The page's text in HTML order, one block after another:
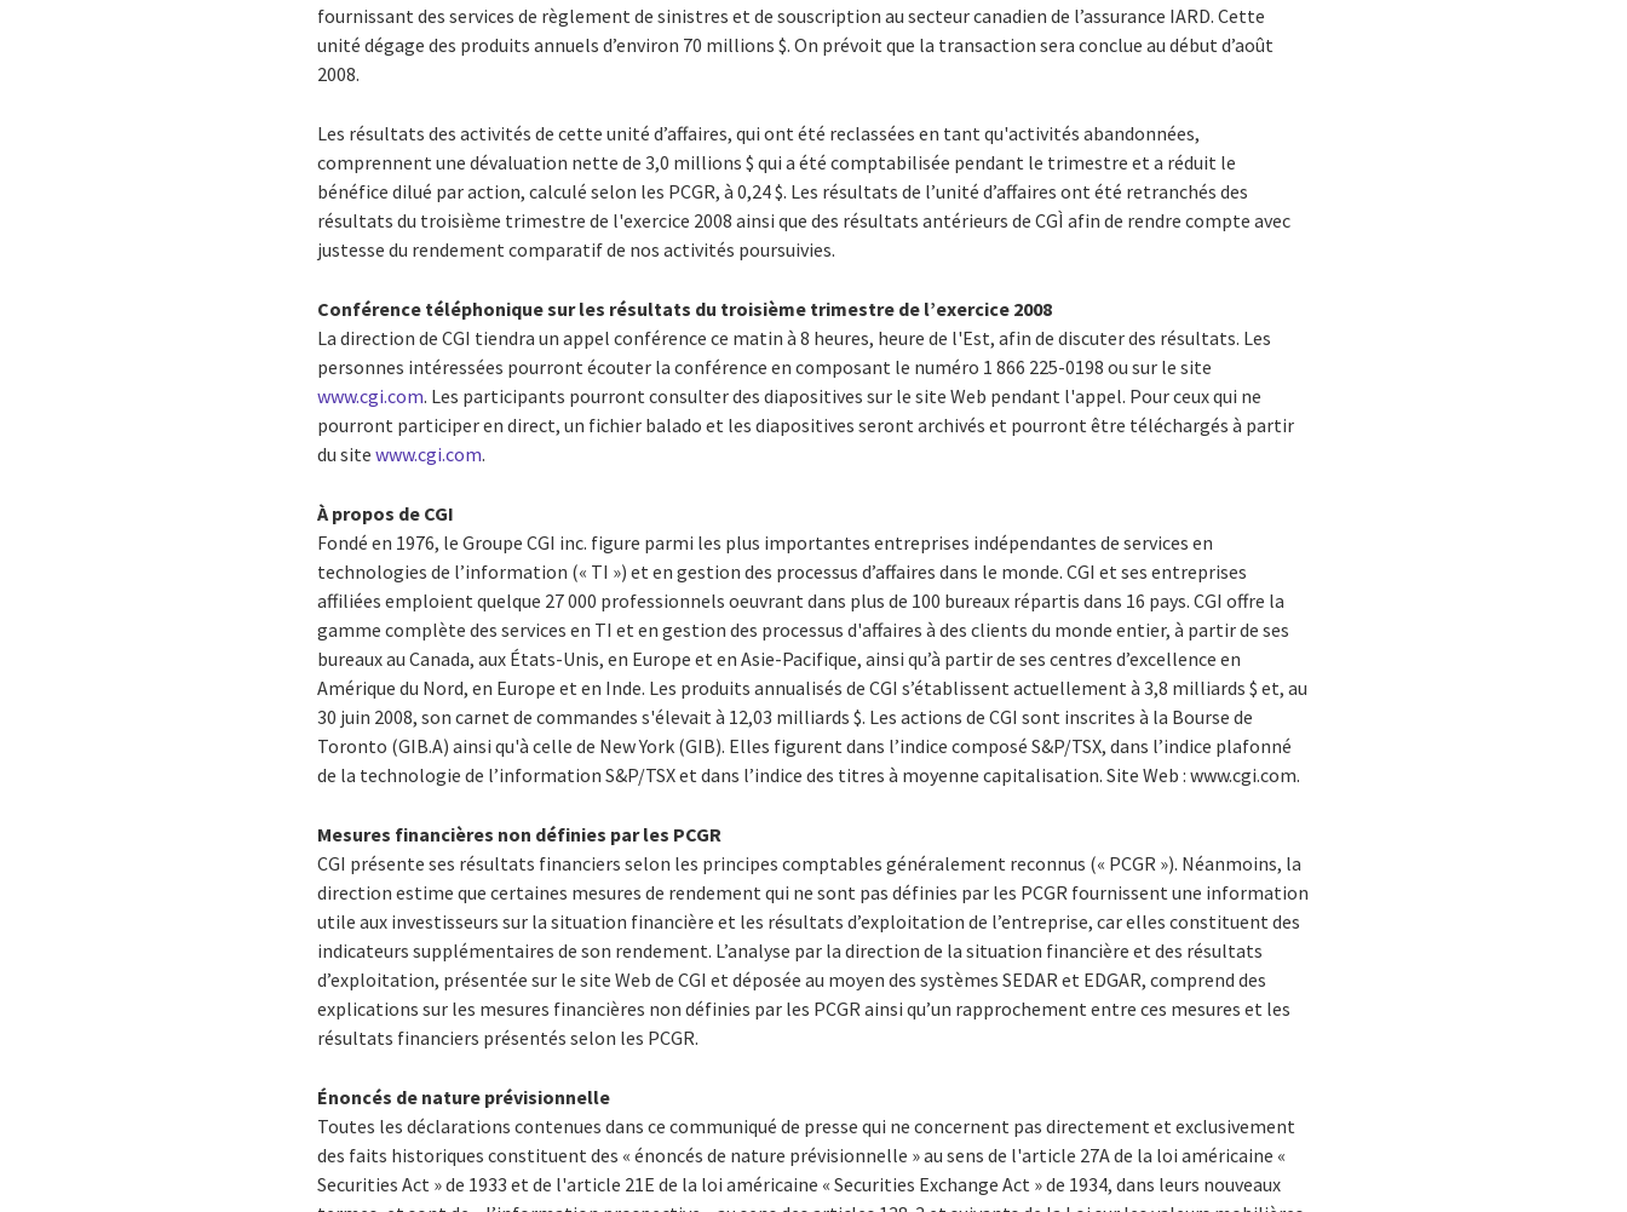
fournissant des services de règlement de sinistres et de souscription au secteur canadien de l’assurance IARD. Cette
unité dégage des produits annuels d’environ 70 millions $. On prévoit que la transaction sera conclue au début d’août
2008.
Les résultats des activités de cette unité d’affaires, qui ont été reclassées en tant qu'activités abandonnées,
comprennent une dévaluation nette de 3,0 millions $ qui a été comptabilisée pendant le trimestre et a réduit le
bénéfice dilué par action, calculé selon les PCGR, à 0,24 $. Les résultats de l’unité d’affaires ont été retranchés des
résultats du troisième trimestre de l'exercice 2008 ainsi que des résultats antérieurs de CGÌ afin de rendre compte avec
justesse du rendement comparatif de nos activités poursuivies.
Conférence téléphonique sur les résultats du troisième trimestre de l’exercice 2008
La direction de CGI tiendra un appel conférence ce matin à 8 heures, heure de l'Est, afin de discuter des résultats. Les
personnes intéressées pourront écouter la conférence en composant le numéro 1 866 225-0198 ou sur le site
www.cgi.com. Les participants pourront consulter des diapositives sur le site Web pendant l'appel. Pour ceux qui ne
pourront participer en direct, un fichier balado et les diapositives seront archivés et pourront être téléchargés à partir
du sitewww.cgi.com.
À propos de CGI
Fondé en 1976, le Groupe CGI inc. figure parmi les plus importantes entreprises indépendantes de services en
technologies de l’information (« TI ») et en gestion des processus d’affaires dans le monde. CGI et ses entreprises
affiliées emploient quelque 27 000 professionnels oeuvrant dans plus de 100 bureaux répartis dans 16 pays. CGI offre la
gamme complète des services en TI et en gestion des processus d'affaires à des clients du monde entier, à partir de ses
bureaux au Canada, aux États-Unis, en Europe et en Asie-Pacifique, ainsi qu’à partir de ses centres d’excellence en
Amérique du Nord, en Europe et en Inde. Les produits annualisés de CGI s’établissent actuellement à 3,8 milliards $ et, au
30 juin 2008, son carnet de commandes s'élevait à 12,03 milliards $. Les actions de CGI sont inscrites à la Bourse de
Toronto (GIB.A) ainsi qu'à celle de New York (GIB). Elles figurent dans l’indice composé S&P/TSX, dans l’indice plafonné
de la technologie de l’information S&P/TSX et dans l’indice des titres à moyenne capitalisation. Site Web : www.cgi.com.
Mesures financières non définies par les PCGR
CGI présente ses résultats financiers selon les principes comptables généralement reconnus (« PCGR »). Néanmoins, la
direction estime que certaines mesures de rendement qui ne sont pas définies par les PCGR fournissent une information
utile aux investisseurs sur la situation financière et les résultats d’exploitation de l’entreprise, car elles constituent des
indicateurs supplémentaires de son rendement. L’analyse par la direction de la situation financière et des résultats
d’exploitation, présentée sur le site Web de CGI et déposée au moyen des systèmes SEDAR et EDGAR, comprend des
explications sur les mesures financières non définies par les PCGR ainsi qu’un rapprochement entre ces mesures et les
résultats financiers présentés selon les PCGR.
Énoncés de nature prévisionnelle
Toutes les déclarations contenues dans ce communiqué de presse qui ne concernent pas directement et exclusivement
des faits historiques constituent des « énoncés de nature prévisionnelle » au sens de l'article 27A de la loi américaine «
Securities Act » de 1933 et de l'article 21E de la loi américaine « Securities Exchange Act » de 1934, dans leurs nouveaux